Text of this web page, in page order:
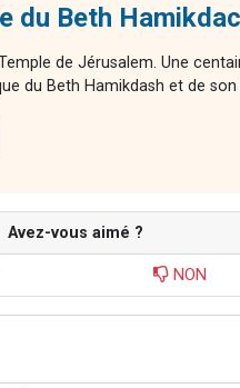
du Beth
de Jérusalem. Une
du Beth Hamikdash et de son
Avez-vous aimé ?
NON